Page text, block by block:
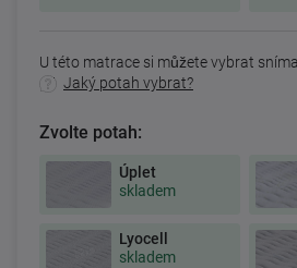
U této matrace si můžete vybrat
Jaký potah vybrat?
Zvolte potah:
Úplet
skladem
Lyocell
skladem